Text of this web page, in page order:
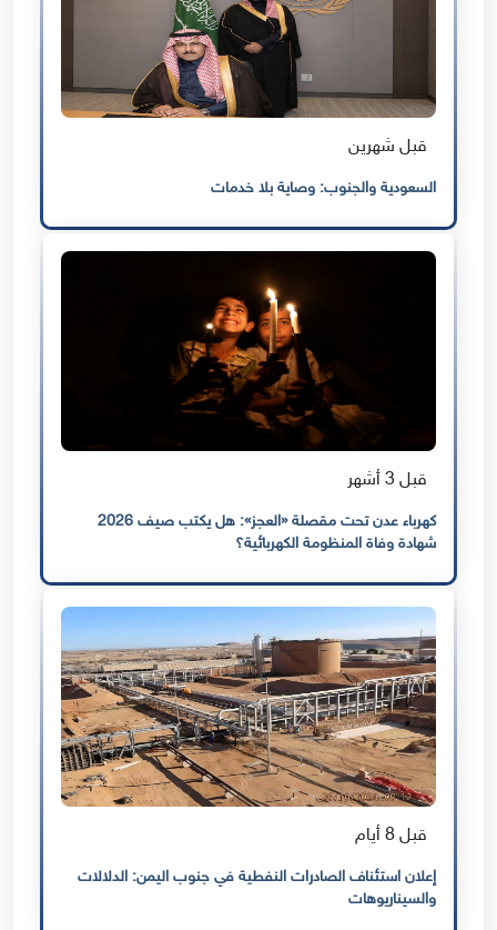
قبل شهرين
السعودية والجنوب: وصاية بلا خدمات
قبل 3 أشهر
كهرباء عدن تحت مقصلة «العجز»: هل يكتب صيف 2026
شهادة وفاة المنظومة الكهربائية؟
قبل 8 أيام
إعلان استئناف الصادرات النفطية في جنوب اليمن: الدلالات
والسيناريوهات